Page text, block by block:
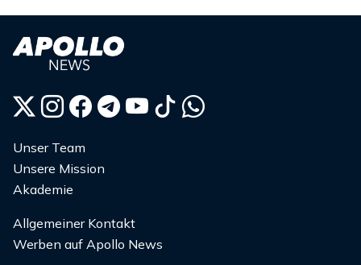
Unser Team
Unsere Mission
Akademie
Allgemeiner Kontakt
Werben auf Apollo News